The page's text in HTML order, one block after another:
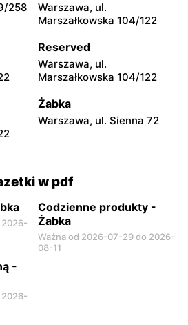
Żabka
Żabka
Żabka
258
Warszawa, ul.
Marszałkowska 104/122
Reserved
Warszawa, ul.
Marszałkowska 104/122
Żabka
Warszawa, ul. Sienna 72
w pdf
2026-
Codzienne produkty -
Żabka
Ważna od 2026-07-29 do 2026-
08-11
-
2026-